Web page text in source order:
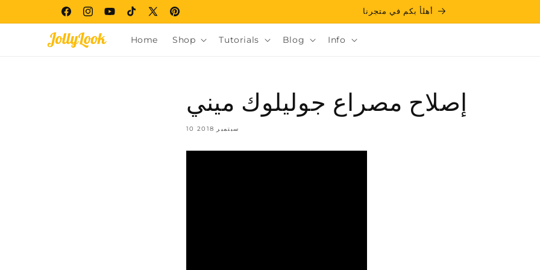
FacebookInstagram
YouTubeTikTok
X
Pinterest
أهلأ بكم في متجرنا
Home Shop Tutorials Blog Info
إصلاح مصراع جوليلوك ميني
10 سبتمبر 2018